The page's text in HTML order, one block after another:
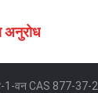
अनुरोध
1-वन CAS 877-37-2